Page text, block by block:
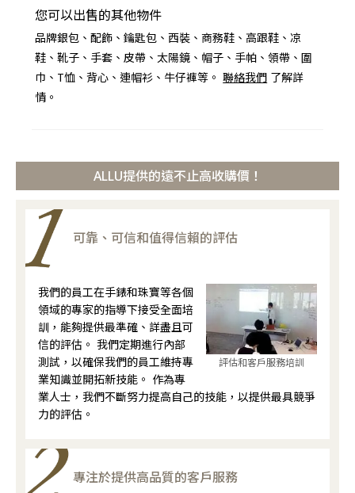
您可以出售的其他物件
品牌銀包、配飾、鑰匙包、西裝、商務鞋、高跟鞋、凉
鞋、靴子、手套、皮帶、太陽鏡、帽子、手帕、領帶、圍
巾、T恤、背心、連帽衫、牛仔褲等。聯絡我們 了解詳
情。
ALLU提供的遠不止高收購價！
可靠、可信和值得信賴的評估
評估和客戶服務培訓
我們的員工在手錶和珠寶等各個
領域的專家的指導下接受全面培
訓，能夠提供最準確、詳盡且可
信的評估。 我們定期進行內部
測試，以確保我們的員工維持專
業知識並開拓新技能。 作為專
業人士，我們不斷努力提高自己的技能，以提供最具競爭
力的評估。
專注於提供高品質的客戶服務